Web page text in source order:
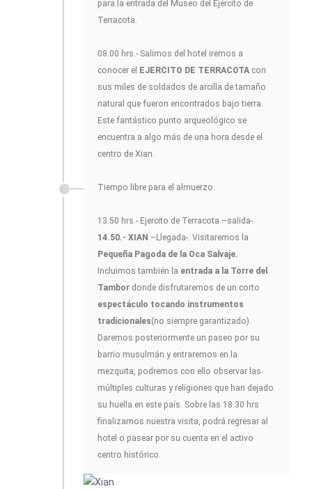
para la entrada del Museo del Ejército de
Terracota.
08.00 hrs.- Salimos del hotel iremos a
conocer el EJERCITO DE TERRACOTA con
sus miles de soldados de arcilla de tamaño
natural que fueron encontrados bajo tierra.
Este fantástico punto arqueológico se
encuentra a algo más de una hora desde el
centro de Xian.
Tiempo libre para el almuerzo.
13.50 hrs.- Ejercito de Terracota –salida-.
14.50.- XIAN –Llegada-. Visitaremos la
Pequeña Pagoda de la Oca Salvaje.
Incluimos también la entrada a la Torre del
Tambor donde disfrutaremos de un corto
espectáculo tocando instrumentos
tradicionales(no siempre garantizado).
Daremos posteriormente un paseo por su
barrio musulmán y entraremos en la
mezquita, podremos con ello observar las
múltiples culturas y religiones que han dejado
su huella en este país. Sobre las 18.30 hrs
finalizamos nuestra visita, podrá regresar al
hotel o pasear por su cuenta en el activo
centro histórico.